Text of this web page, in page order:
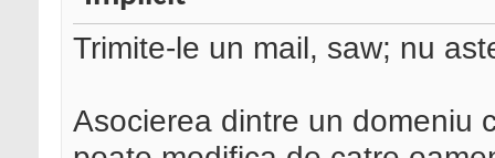
Trimite-le un mail, saw; nu
Asocierea dintre un domeniu